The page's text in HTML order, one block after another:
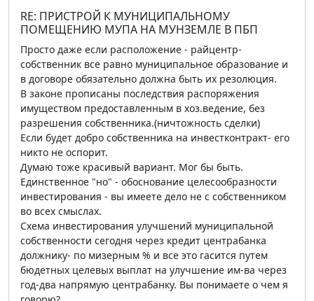
RE: ПРИСТРОЙ К МУНИЦИПАЛЬНОМУ
ПОМЕЩЕНИЮ МУПА НА МУНЗЕМЛЕ В ПБП
Просто даже если расположение - райцентр-
собственник все равно муниципальное образование и
в договоре обязательно должна быть их резолюция.
В законе прописаны последствия распоряжения
имуществом предоставленным в хоз.ведение, без
разрешения собственника.(ничтожность сделки)
Если будет добро собственника на инвестконтракт- его
никто не оспорит.
Думаю тоже красивый вариант. Мог бы быть.
Единственное "но" - обоснование целесообразности
инвестирования - вы имеете дело не с собственником
во всех смыслах.
Схема инвестирования улучшений муниципальной
собственности сегодня через кредит центрабанка
должнику- по мизерным % и все это гасится путем
бюдетных целевых выплат на улучшение им-ва через
год-два напрямую центрабанку. Вы понимаете о чем я